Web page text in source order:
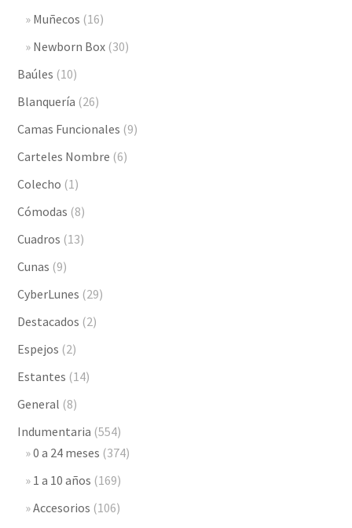
Muñecos (16)
Newborn Box (30)
Baúles (10)
Blanquería (26)
Camas Funcionales (9)
Carteles Nombre (6)
Colecho (1)
Cómodas (8)
Cuadros (13)
Cunas (9)
CyberLunes (29)
Destacados (2)
Espejos (2)
Estantes (14)
General (8)
Indumentaria (554)
0 a 24 meses (374)
1 a 10 años (169)
Accesorios (106)